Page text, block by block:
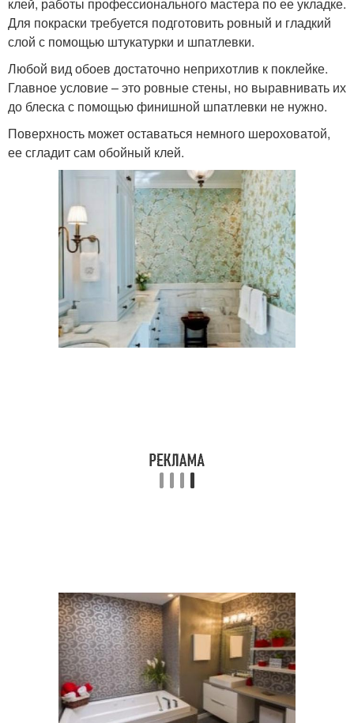
клей, работы профессионального мастера по ее укладке.
Для покраски требуется подготовить ровный и гладкий
слой с помощью штукатурки и шпатлевки.
Любой вид обоев достаточно неприхотлив к поклейке.
Главное условие – это ровные стены, но выравнивать их
до блеска с помощью финишной шпатлевки не нужно.
Поверхность может оставаться немного шероховатой,
ее сгладит сам обойный клей.